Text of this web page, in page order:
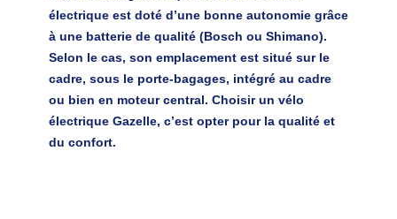
électrique est doté d’une bonne autonomiegrâce
à une batterie de qualité (Bosch ou Shimano).
Selon le cas, son emplacement est situé sur le
cadre, sous le porte-bagages, intégré au cadre
ou bien en moteur central. Choisir un vélo
électrique Gazelle, c’est opter pour la qualité et
du confort.